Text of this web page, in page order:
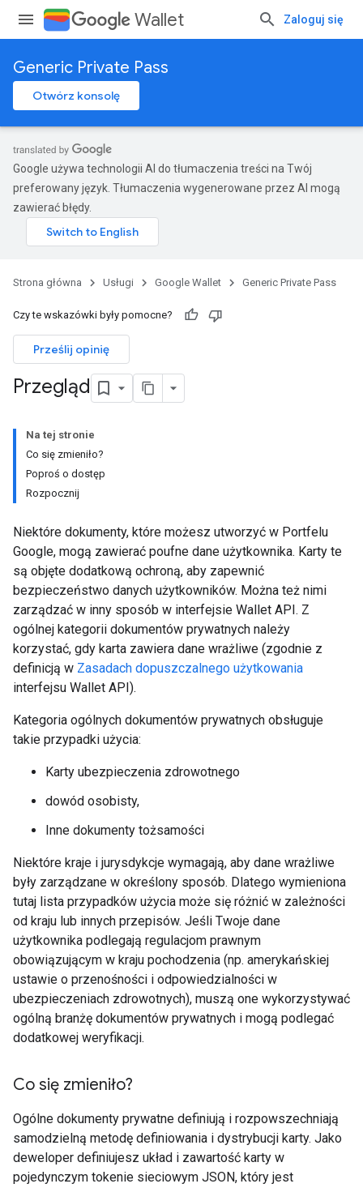
Wallet Zaloguj się
Generic Private Pass
Otwórz konsolę
Google używa technologii AI do tłumaczenia treści na Twój
preferowany język. Tłumaczenia wygenerowane przez AI mogą
zawierać błędy.
Strona główna Usługi Google Wallet Generic Private Pass
Czy te wskazówki były pomocne?
Prześlij opinię
Przegląd
Na tej stronie
Co się zmieniło?
Poproś o dostęp
Rozpocznij
Niektóre dokumenty, które możesz utworzyć w Portfelu
Google, mogą zawierać poufne dane użytkownika. Karty te
są objęte dodatkową ochroną, aby zapewnić
bezpieczeństwo danych użytkowników. Można też nimi
zarządzać w inny sposób w interfejsie Wallet API. Z
ogólnej kategorii dokumentów prywatnych należy
korzystać, gdy karta zawiera dane wrażliwe (zgodnie z
definicją w Zasadach dopuszczalnego użytkowania
interfejsu Wallet API).
Kategoria ogólnych dokumentów prywatnych obsługuje
takie przypadki użycia:
Karty ubezpieczenia zdrowotnego
dowód osobisty,
Inne dokumenty tożsamości
Niektóre kraje i jurysdykcje wymagają, aby dane wrażliwe
były zarządzane w określony sposób. Dlatego wymieniona
tutaj lista przypadków użycia może się różnić w zależności
od kraju lub innych przepisów. Jeśli Twoje dane
użytkownika podlegają regulacjom prawnym
obowiązującym w kraju pochodzenia (np. amerykańskiej
ustawie o przenośności i odpowiedzialności w
ubezpieczeniach zdrowotnych), muszą one wykorzystywać
ogólną branżę dokumentów prywatnych i mogą podlegać
dodatkowej weryfikacji.
Co się zmieniło?
Ogólne dokumenty prywatne definiują i rozpowszechniają
samodzielną metodę definiowania i dystrybucji karty. Jako
deweloper definiujesz układ i zawartość karty w
pojedynczym tokenie sieciowym JSON, który jest